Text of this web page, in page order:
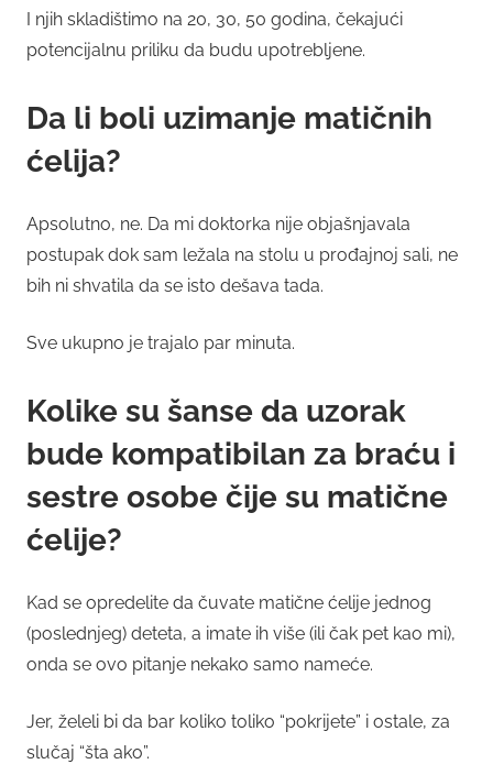
I njih skladištimo na 20, 30, 50 godina, čekajući
potencijalnu priliku da budu upotrebljene.
Da li boli uzimanje matičnih
ćelija?
Apsolutno, ne. Da mi doktorka nije objašnjavala
postupak dok sam ležala na stolu u prođajnoj sali, ne
bih ni shvatila da se isto dešava tada.
Sve ukupno je trajalo par minuta.
Kolike su šanse da uzorak
bude kompatibilan za braću i
sestre osobe čije su matične
ćelije?
Kad se opredelite da čuvate matične ćelije jednog
(poslednjeg) deteta, a imate ih više (ili čak pet kao mi),
onda se ovo pitanje nekako samo nameće.
Jer, želeli bi da bar koliko toliko “pokrijete” i ostale, za
slučaj “šta ako”.